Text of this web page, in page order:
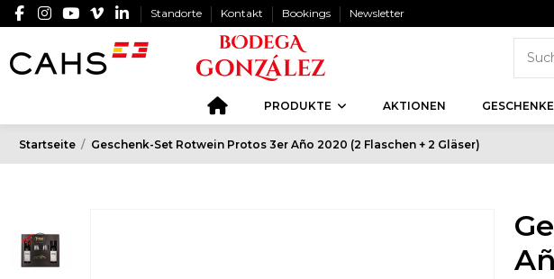
Standorte Kontakt Bookings Newsletter
PRODUKTE AKTIONEN GESCHENKE
Startseite Geschenk-Set Rotwein Protos 3er Año 2020 (2 Flaschen + 2 Gläser)